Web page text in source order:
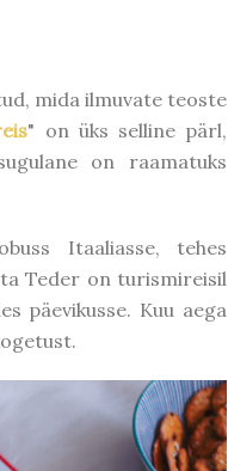
mida ilmuvate teoste
" on üks selline pärl,
on raamatuks
Itaaliasse, tehes
Teder on turismireisil
päevikusse. Kuu aega